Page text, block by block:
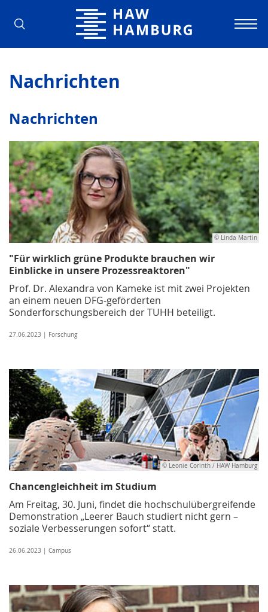
Hochschule für Angewandte
Nachrichten
Nachrichten
© Linda Martin
"Für wirklich grüne Produkte brauchen wir
Einblicke in unsere Prozessreaktoren"
Prof. Dr. Alexandra von Kameke ist mit zwei Projekten
an einem neuen DFG-geförderten
Sonderforschungsbereich der TUHH beteiligt.
27.06.2023 | Forschung
© Leonie Corinth / HAW Hamburg
Chancengleichheit im Studium
Am Freitag, 30. Juni, findet die hochschulübergreifende
Demonstration „Leerer Bauch studiert nicht gern –
soziale Verbesserungen sofort“ statt.
26.06.2023 | Campus